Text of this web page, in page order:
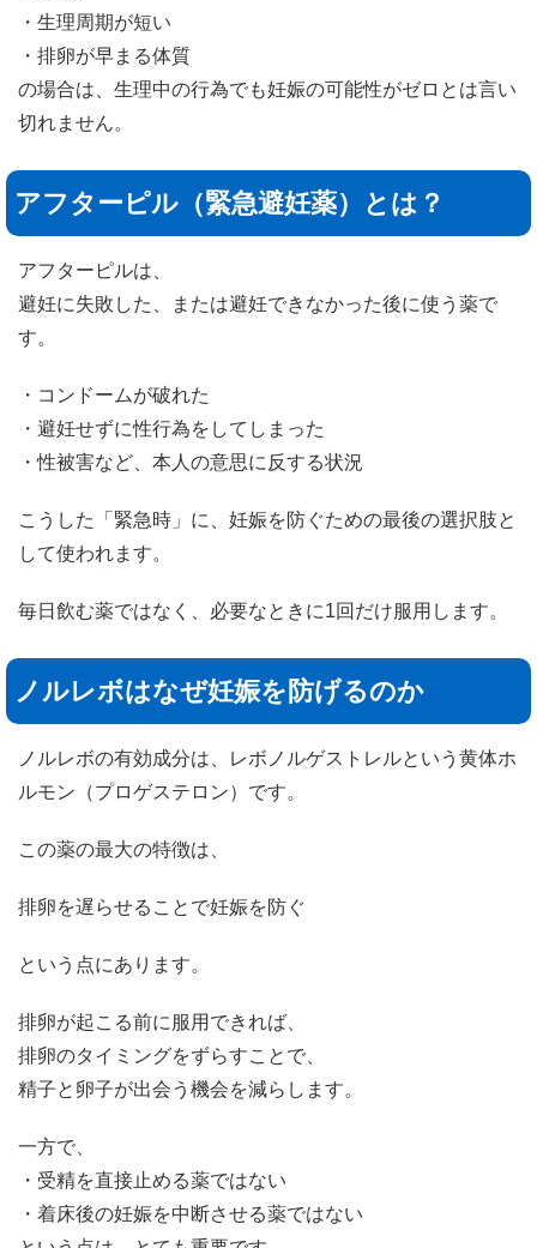
・生理周期が短い
・排卵が早まる体質
の場合は、生理中の行為でも妊娠の可能性がゼロとは言い
切れません。
アフターピル（緊急避妊薬）とは？
アフターピルは、
避妊に失敗した、または避妊できなかった後に使う薬で
す。
・コンドームが破れた
・避妊せずに性行為をしてしまった
・性被害など、本人の意思に反する状況
こうした「緊急時」に、妊娠を防ぐための最後の選択肢と
して使われます。
毎日飲む薬ではなく、必要なときに1回だけ服用します。
ノルレボはなぜ妊娠を防げるのか
ノルレボの有効成分は、レボノルゲストレルという黄体ホ
ルモン（プロゲステロン）です。
この薬の最大の特徴は、
排卵を遅らせることで妊娠を防ぐ
という点にあります。
排卵が起こる前に服用できれば、
排卵のタイミングをずらすことで、
精子と卵子が出会う機会を減らします。
一方で、
・受精を直接止める薬ではない
・着床後の妊娠を中断させる薬ではない